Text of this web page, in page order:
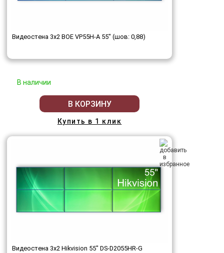
Видеостена 3x2 BOE VP55H-A 55" (шов: 0,88)
В наличии
В КОРЗИНУ
Купить в 1 клик
Видеостена 3x2 Hikvision 55" DS-D2055HR-G